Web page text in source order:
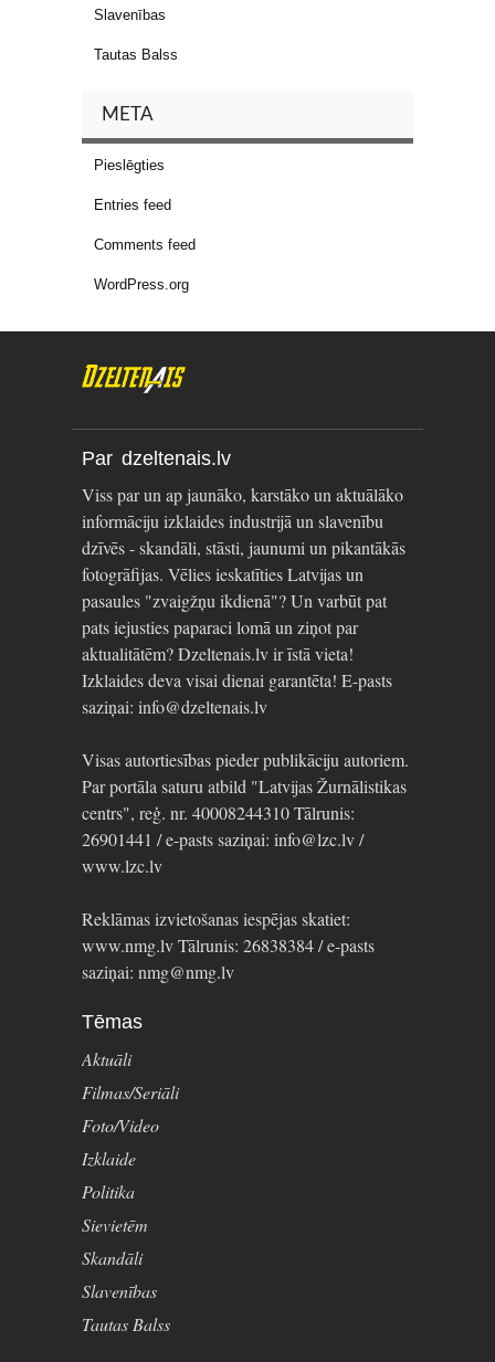
Slavenības
Tautas Balss
META
Pieslēgties
Entries feed
Comments feed
WordPress.org
Par dzeltenais.lv
Viss par un ap jaunāko, karstāko un aktuālāko
informāciju izklaides industrijā un slavenību
dzīvēs - skandāli, stāsti, jaunumi un pikantākās
fotogrāfijas. Vēlies ieskatīties Latvijas un
pasaules "zvaigžņu ikdienā"? Un varbūt pat
pats iejusties paparaci lomā un ziņot par
aktualitātēm? Dzeltenais.lv ir īstā vieta!
Izklaides deva visai dienai garantēta! E-pasts
saziņai: info@dzeltenais.lv
Visas autortiesības pieder publikāciju autoriem.
Par portāla saturu atbild "Latvijas Žurnālistikas
centrs", reģ. nr. 40008244310 Tālrunis:
26901441 / e-pasts saziņai: info@lzc.lv /
www.lzc.lv
Reklāmas izvietošanas iespējas skatiet:
www.nmg.lv Tālrunis: 26838384 / e-pasts
saziņai: nmg@nmg.lv
Tēmas
Aktuāli
Filmas/Seriāli
Foto/Video
Izklaide
Politika
Sievietēm
Skandāli
Slavenības
Tautas Balss